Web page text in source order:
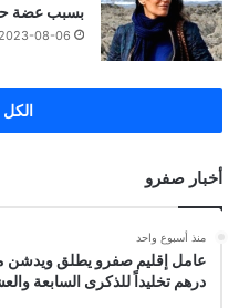
بسبب عضة
2023-08-06
الكل
أخبار صفرو
منذ أسبوع واحد
درهم تخليداً للذكرى السابعة